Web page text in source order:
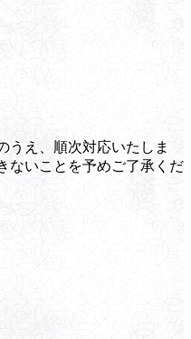
うえ、順次対応いたしま
ないことを予めご了承くだ